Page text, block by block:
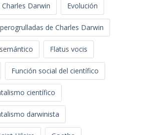
Darwin Evolución
de Charles Darwin
Flatus vocis
Función social del científico
científico
darwinista